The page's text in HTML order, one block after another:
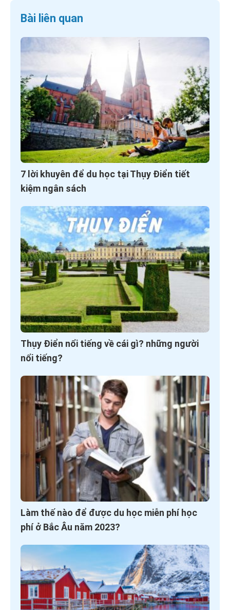
Bài liên quan
7 lời khuyên để du học tại Thụy Điển tiết
kiệm ngân sách
Thụy Điển nổi tiếng về cái gì? những người
nổi tiếng?
Làm thế nào để được du học miễn phí học
phí ở Bắc Âu năm 2023?